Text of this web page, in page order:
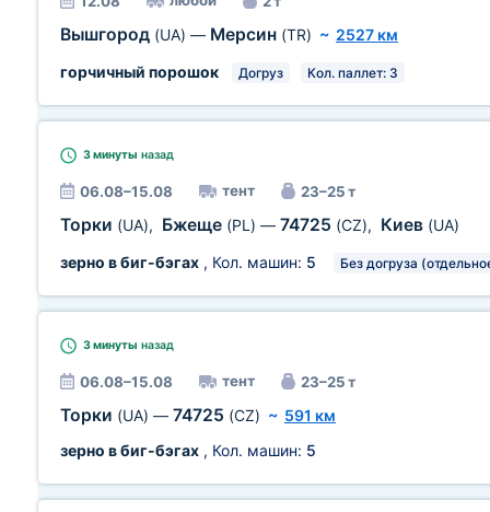
Вышгород (UA) — Мерсин (TR) ~ 2527 км
горчичный порошок
Догруз Кол. паллет: 3
3 минуты назад
06.08–15.08 тент 23–25 т
Торки (UA), Бжеще (PL) — 74725 (CZ), Киев (UA)
зерно в биг-бэгах , Кол. машин: 5 Без догруза
3 минуты назад
06.08–15.08 тент 23–25 т
Торки (UA) — 74725 (CZ) ~ 591 км
зерно в биг-бэгах , Кол. машин: 5